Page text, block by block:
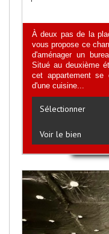
À deux pas de la
vous propose ce
d'aménager un
Situé au deuxième
cet appartement se
d'une cuisine...
Sélectionner
Voir le bien